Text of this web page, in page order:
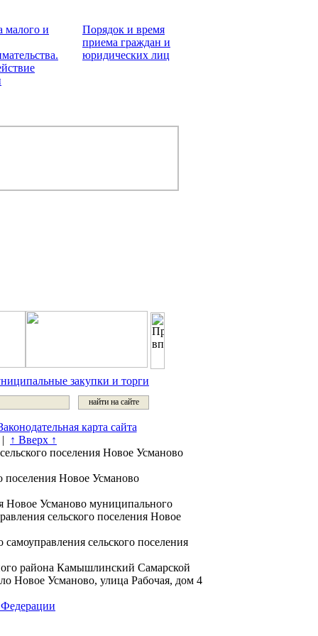
малого и
Порядок и время
приема граждан и
юридических лиц
закупки и торги
карта сайта
|
↑ Вверх ↑
поселения Новое Усманово
поселения Новое Усманово
Новое Усманово муниципального
сельского поселения Новое
сельского поселения
района Камышлинский Самарской
Новое Усманово, улица Рабочая, дом 4